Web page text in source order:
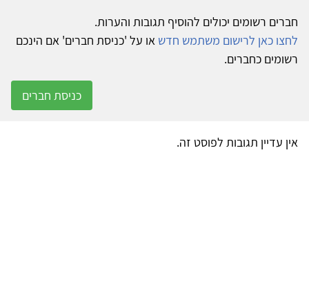
חברים רשומים יכולים להוסיף תגובות והערות.
לחצו כאן לרישום משתמש חדש או על 'כניסת חברים' אם הינכם
רשומים כחברים.
כניסת חברים
אין עדיין תגובות לפוסט זה.